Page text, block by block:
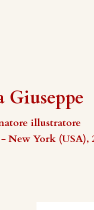
Giuseppe
illustratore
New York (USA),